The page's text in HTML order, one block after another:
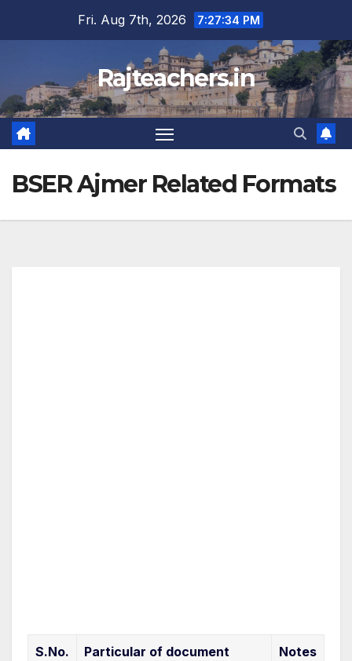
Fri. Aug 7th, 2026 7:27:35 PM
Rajteachers.in
BSER Ajmer Related Formats
S.No. Particular of document Notes